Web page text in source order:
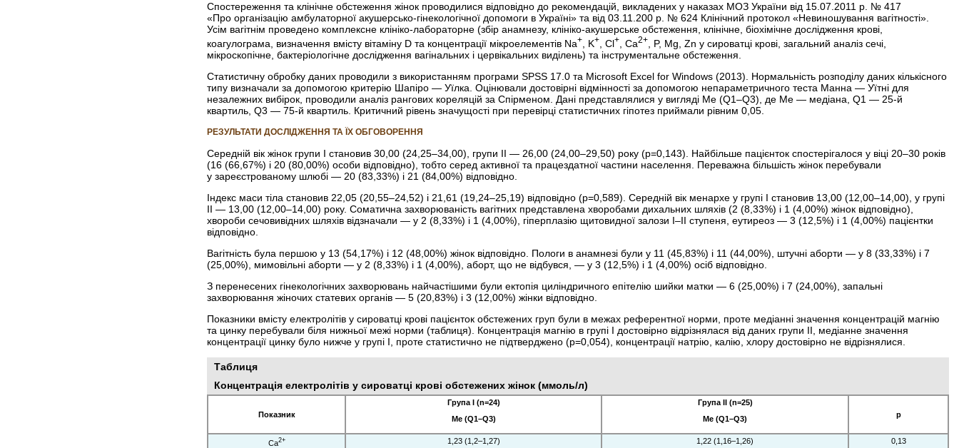
Спостереження та клінічне обстеження жінок проводилися відповідно до рекомендацій, викладених у наказах МОЗ України від 15.07.2011 р. № 417
«Про організацію амбулаторної акушерсько-гінекологічної допомоги в Україні» та від 03.11.200 р. № 624 Клінічний протокол «Невиношування вагітності».
Усім вагітнім проведено комплексне клініко-­лабораторне (збір анамнезу, клініко-акушерське обстеження, клінічне, біохімічне дослідження крові,
коагулограма, визначення вмісту вітаміну D та концентрації мікроелементів Na+ , K+ , Cl+ , Ca2+
, P, Mg, Zn у сироватці крові, загальний аналіз сечі,
мікроскопічне, бактеріологічне дослідження вагінальних і цервікальних виділень) та інструментальне обстеження.
Статистичну обробку даних проводили з використанням програми SPSS 17.0 та Microsoft Excel for Windows (2013). Нормальність розподілу даних кількісного
типу визначали за допомогою критерію Шапіро — Уїлка. Оцінювали достовірні відмінності за допомогою непараметричного теста Манна — Уїтні для
незалежних вибірок, проводили аналіз рангових кореляцій за Спірменом. Дані представлялися у вигляді Me (Q1–Q3), де Me — медіана, Q1 — 25-й
квартиль, Q3 — 75-й квартиль. Критичний рівень значущості при перевірці статистичних гіпотез приймали рівним 0,05.
РЕЗУЛЬТАТИ ДОСЛІДЖЕННЯ ТА ЇХ ОБГОВОРЕННЯ
Середній вік жінок групи I становив 30,00 (24,25–34,00), групи II — 26,00 (24,00–29,50) року (р=0,143). Найбільше пацієнток спостерігалося у віці 20–30 років
(16 (66,67%) і 20 (80,00%) особи відповідно), тобто серед активної та працездатної частини населення. Переважна більшість жінок перебували
у зареєстрованому шлюбі — 20 (83,33%) і 21 (84,00%) відповідно.
Індекс маси тіла становив 22,05 (20,55–24,52) і 21,61 (19,24–25,19) відповідно (р=0,589). Середній вік менархе у групі I становив 13,00 (12,00–14,00), у групі
II — 13,00 (12,00–14,00) року. Соматична захворюваність вагітних представлена хворобами дихальних шляхів (2 (8,33%) і 1 (4,00%) жінок відповідно),
хвороби сечовивідних шляхів відзначали — у 2 (8,33%) і 1 (4,00%), гіперплазію щитовидної залози I–II ступеня, еутиреоз — 3 (12,5%) і 1 (4,00%) пацієнтки
відповідно.
Вагітність була першою у 13 (54,17%) і 12 (48,00%) жінок відповідно. Пологи в анамнезі були у 11 (45,83%) і 11 (44,00%), штучні аборти — у 8 (33,33%) і 7
(25,00%), мимовільні аборти — у 2 (8,33%) і 1 (4,00%), аборт, що не відбувся, — у 3 (12,5%) і 1 (4,00%) осіб відповідно.
З перенесених гінекологічних захворювань найчастішими були ектопія циліндричного епітелію шийки матки — 6 (25,00%) і 7 (24,00%), запальні
захворювання жіночих статевих органів — 5 (20,83%) і 3 (12,00%) жінки відповідно.
Показники вмісту електролітів у сироватці крові пацієнток обстежених груп були в межах референтної норми, проте медіанні значення концентрацій магнію
та цинку перебували біля нижньої межі норми (таблиця). Концентрація магнію в групі I достовірно відрізнялася від даних групи II, медіанне значення
концентрації цинку було нижче у групі I, проте статистично не підтверджено (р=0,054), концентрації натрію, калію, хлору достовірно не відрізнялися.
Таблиця
Концентрація електролітів у сироватці крові обстежених жінок (ммоль/л)
Показник
Група I (n=24)
Ме (Q1–Q3)
Група II (n=25)
Ме (Q1–Q3)
р
Ca2+ 1,23 (1,2–1,27) 1,22 (1,16–1,26)
0,13